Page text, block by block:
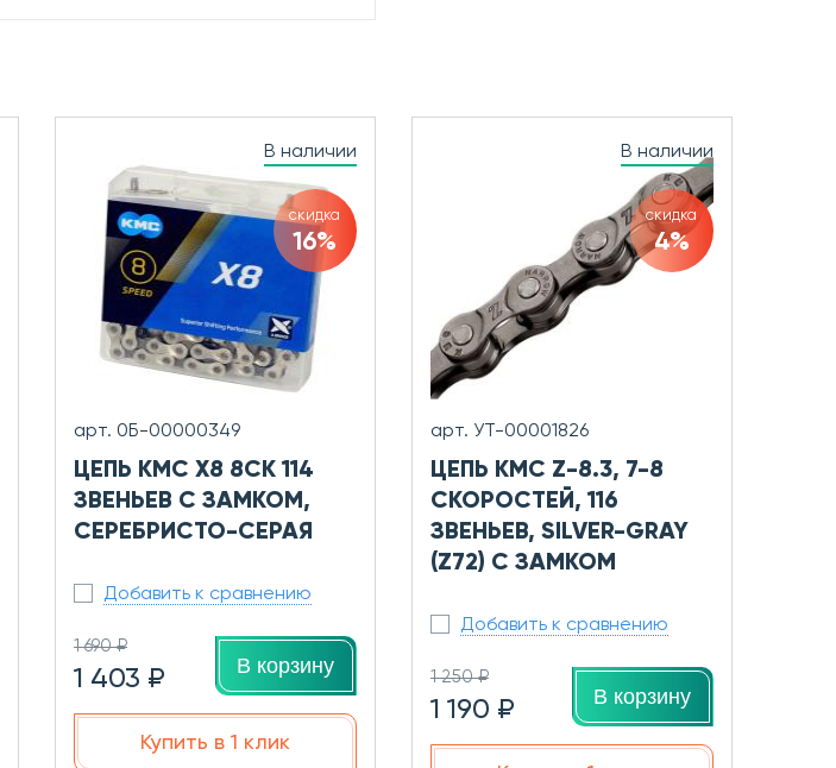
В наличии
скидка
16%
арт. 0Б-00000349
ЦЕПЬ KMC X8 8СК 114
ЗВЕНЬЕВ С ЗАМКОМ,
СЕРЕБРИСТО-СЕРАЯ
Добавить к сравнению
1 690 ₽
1 403 ₽ В корзину
Купить в 1 клик
В наличии
скидка
4%
арт. УТ-00001826
ЦЕПЬ KMC Z-8.3, 7-8
СКОРОСТЕЙ, 116
ЗВЕНЬЕВ, SILVER-GRAY
(Z72) С ЗАМКОМ
Добавить к сравнению
1 250 ₽
1 190 ₽ В корзину